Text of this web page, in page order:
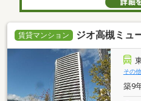
賃貸マンション ジオ高槻ミュ
その
築9